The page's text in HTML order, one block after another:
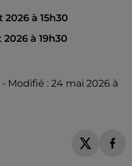
2026 à 15h30
2026 à 19h30
Modifié : 24 mai 2026 à